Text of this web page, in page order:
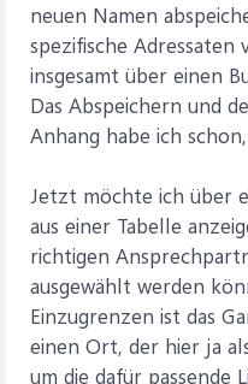
neuen Namen
spezifische Adressaten
insgesamt über einen
Das Abspeichern und
Anhang habe ich
Jetzt möchte ich über
aus einer Tabelle
richtigen
ausgewählt werden
Einzugrenzen ist das
einen Ort, der hier ja
um die dafür passende